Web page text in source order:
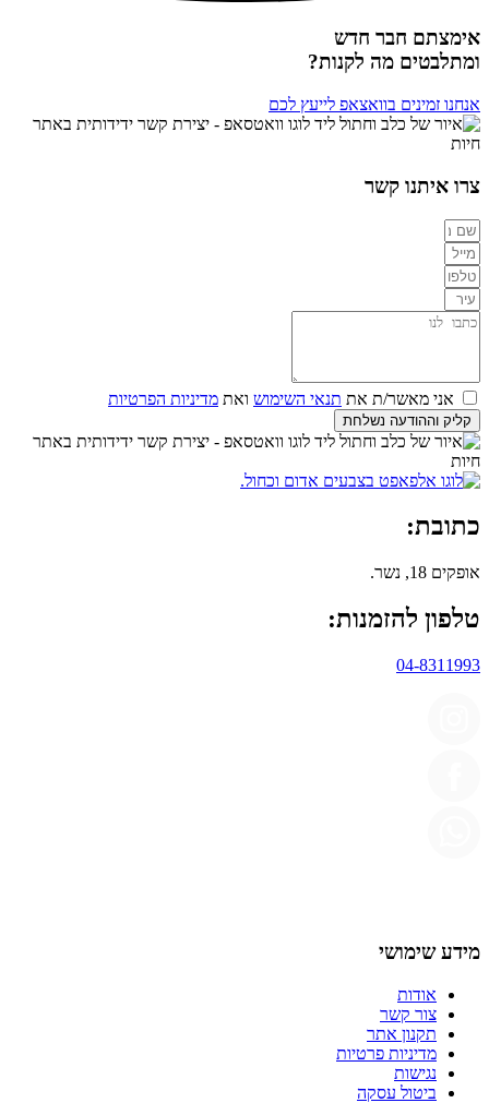
אימצתם חבר חדש
ומתלבטים מה לקנות?
אנחנו זמינים בוואצאפ לייעץ לכם
צרו איתנו קשר
אני מאשר/ת את תנאי השימוש ואת מדיניות הפרטיות
קליק וההודעה נשלחת
כתובת:
אופקים 18, נשר.
טלפון להזמנות:
04-8311993
מידע שימושי
אודות
צור קשר
תקנון אתר
מדיניות פרטיות
נגישות
ביטול עסקה